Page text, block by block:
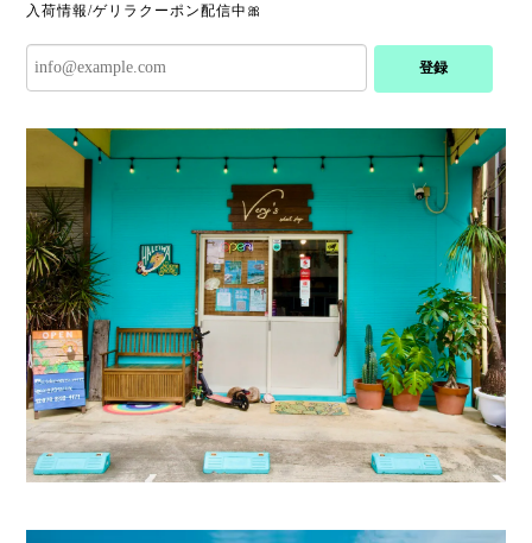
シルバー
Plate Initial Necklace 【チェーン付き・40-65cm】【Very's Jewelry】
シルバー,S
2025/07/08
とっても可愛くお気に入りです‪ ·͜· ︎︎ᰔᩚ
Penne Pierce【Very's Jewelry】《両耳セット》
シルバー
2025/06/17
2025/06/17
入荷情報/ゲリラクーポン配信中🎀
登録